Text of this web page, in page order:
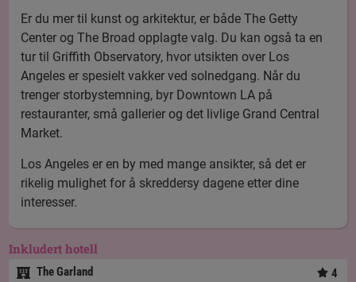
Er du mer til kunst og arkitektur, er både The Getty
Center og The Broad opplagte valg. Du kan også ta en
tur til Griffith Observatory, hvor utsikten over Los
Angeles er spesielt vakker ved solnedgang. Når du
trenger storbystemning, byr Downtown LA på
restauranter, små gallerier og det livlige Grand Central
Market.
Los Angeles er en by med mange ansikter, så det er
rikelig mulighet for å skreddersy dagene etter dine
interesser.
Inkludert hotell
The Garland 4